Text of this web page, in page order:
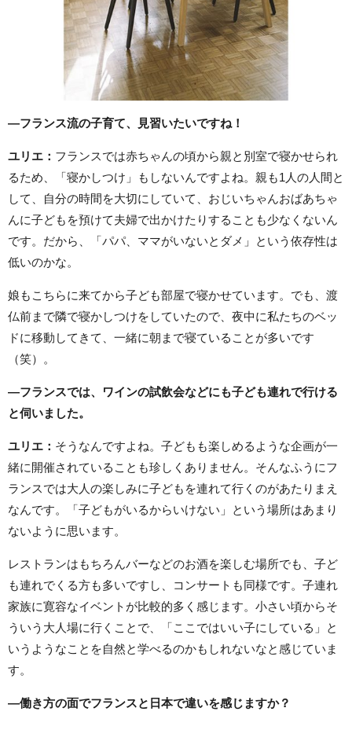
―フランス流の子育て、見習いたいですね！
ユリエ： フランスでは赤ちゃんの頃から親と別室で寝かせられ
るため、「寝かしつけ」もしないんですよね。親も1人の人間と
して、自分の時間を大切にしていて、おじいちゃんおばあちゃ
んに子どもを預けて夫婦で出かけたりすることも少なくないん
です。だから、「パパ、ママがいないとダメ」という依存性は
低いのかな。
娘もこちらに来てから子ども部屋で寝かせています。でも、渡
仏前まで隣で寝かしつけをしていたので、夜中に私たちのベッ
ドに移動してきて、一緒に朝まで寝ていることが多いです
（笑）。
―フランスでは、ワインの試飲会などにも子ども連れで行ける
と伺いました。
ユリエ： そうなんですよね。子どもも楽しめるような企画が一
緒に開催されていることも珍しくありません。そんなふうにフ
ランスでは大人の楽しみに子どもを連れて行くのがあたりまえ
なんです。「子どもがいるからいけない」という場所はあまり
ないように思います。
レストランはもちろんバーなどのお酒を楽しむ場所でも、子ど
も連れでくる方も多いですし、コンサートも同様です。子連れ
家族に寛容なイベントが比較的多く感じます。小さい頃からそ
ういう大人場に行くことで、「ここではいい子にしている」と
いうようなことを自然と学べるのかもしれないなと感じていま
す。
―働き方の面でフランスと日本で違いを感じますか？